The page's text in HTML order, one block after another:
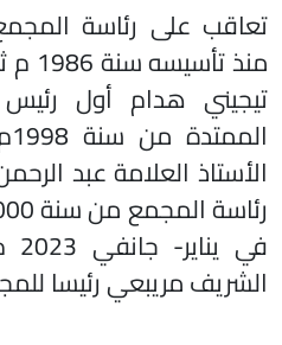
تعاقب على رئاسة المجمع
منذ
تيجيني هدام أول
الأستاذ العلامة عبد
الشريف مريبعي رئيسا